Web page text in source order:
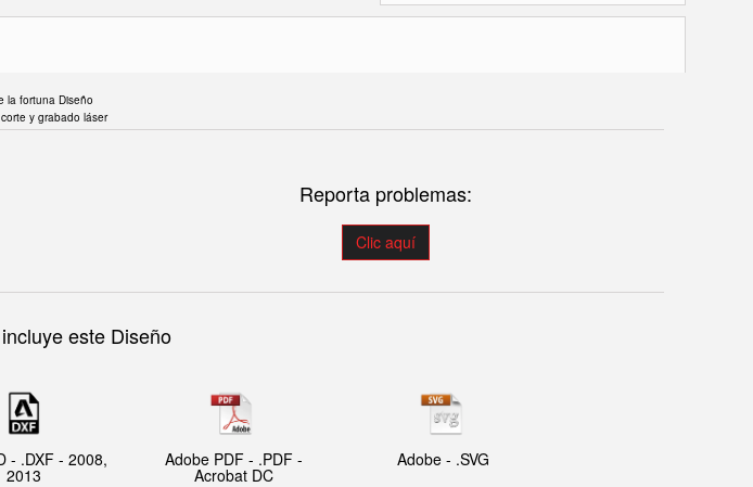
la fortuna Diseño
y grabado láser
Reporta problemas:
Clic aquí
este Diseño
- .DXF - 2008,
2013
Adobe PDF - .PDF -
Acrobat DC
Adobe - .SVG